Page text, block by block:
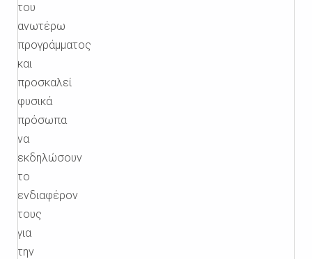
του
ανωτέρω
προγράμματος
και
προσκαλεί
φυσικά
πρόσωπα
να
εκδηλώσουν
το
ενδιαφέρον
τους
για
την